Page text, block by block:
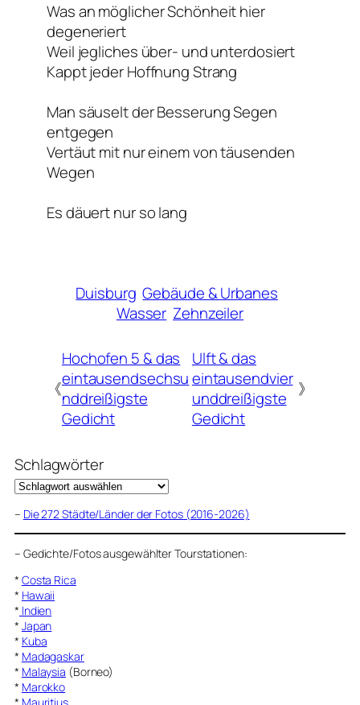
Was an möglicher Schönheit hier
degeneriert
Weil jegliches über- und unterdosiert
Kappt jeder Hoffnung Strang
Man säuselt der Besserung Segen
entgegen
Vertäut mit nur einem von täusenden
Wegen
Es däuert nur so lang
Duisburg Gebäude & Urbanes
Wasser Zehnzeiler
《
Hochofen 5 & das
eintausendsechsu
nddreißigste
Gedicht
Ulft & das
eintausendvier
unddreißigste
Gedicht
》
Schlagwörter
– Die 272 Städte/Länder der Fotos (2016-2026)
– Gedichte/Fotos ausgewählter Tourstationen:
* Costa Rica
* Hawaii
* Indien
* Japan
* Kuba
* Madagaskar
* Malaysia (Borneo)
* Marokko